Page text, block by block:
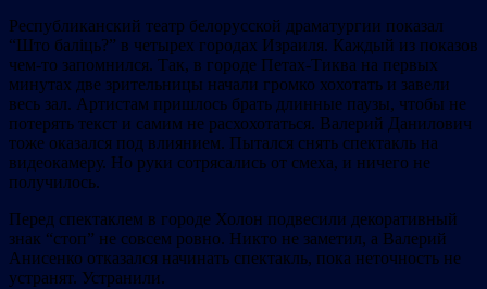
Республиканский театр белорусской драматургии показал
“Што балiць?” в четырех городах Израиля. Каждый из показов
чем-то запомнился. Так, в городе Петах-Тиква на первых
минутах две зрительницы начали громко хохотать и завели
весь зал. Артистам пришлось брать длинные паузы, чтобы не
потерять текст и самим не расхохотаться. Валерий Данилович
тоже оказался под влиянием. Пытался снять спектакль на
видеокамеру. Но руки сотрясались от смеха, и ничего не
получилось.
Перед спектаклем в городе Холон подвесили декоративный
знак “стоп” не совсем ровно. Никто не заметил, а Валерий
Анисенко отказался начинать спектакль, пока неточность не
устранят. Устранили.